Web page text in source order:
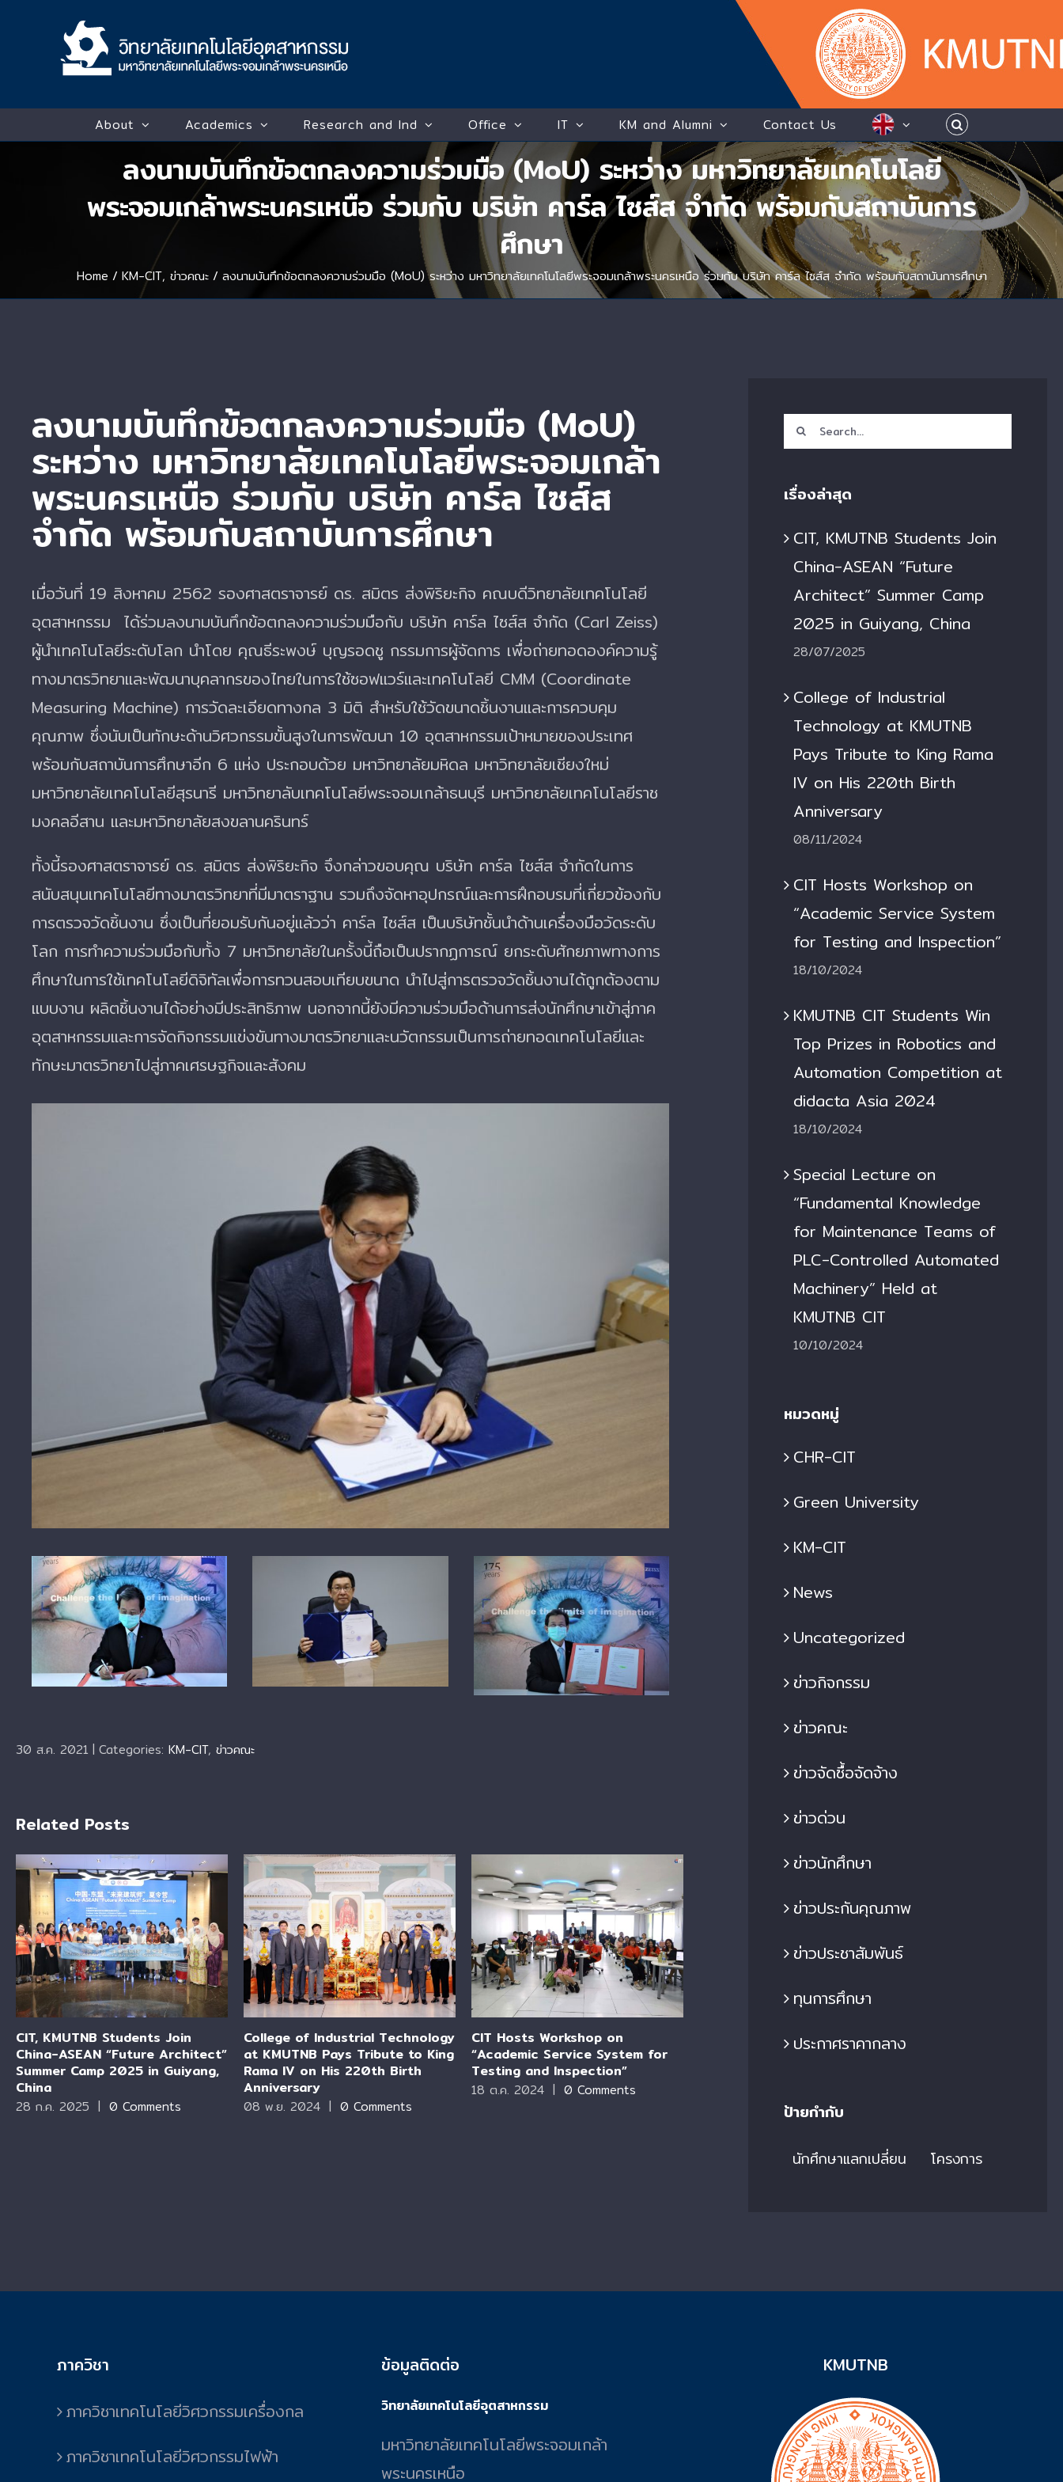
About Academics Research and Ind Office IT KM and Alumni Contact Us
ลงนามบันทึกข้อตกลงความร่วมมือ (MoU) ระหว่าง มหาวิทยาลัยเทคโนโลยี
พระจอมเกล้าพระนครเหนือ ร่วมกับ บริษัท คาร์ล ไซส์ส จำกัด พร้อมกับสถาบันการ
ศึกษา
Home / KM-CIT, ข่าวคณะ / ลงนามบันทึกข้อตกลงความร่วมมือ (MoU) ระหว่าง มหาวิทยาลัยเทคโนโลยีพระจอมเกล้าพระนครเหนือ ร่วมกับ บริษัท คาร์ล ไซส์ส จำกัด พร้อมกับสถาบันการศึกษา
ลงนามบันทึกข้อตกลงความร่วมมือ (MoU)
ระหว่าง มหาวิทยาลัยเทคโนโลยีพระจอมเกล้า
พระนครเหนือ ร่วมกับ บริษัท คาร์ล ไซส์ส
จำกัด พร้อมกับสถาบันการศึกษา
เมื่อวันที่ 19 สิงหาคม 2562 รองศาสตราจารย์ ดร. สมิตร ส่งพิริยะกิจ คณบดีวิทยาลัยเทคโนโลยี
อุตสาหกรรม ได้ร่วมลงนามบันทึกข้อตกลงความร่วมมือกับ บริษัท คาร์ล ไซส์ส จำกัด (Carl Zeiss)
ผู้นำเทคโนโลยีระดับโลก นำโดย คุณธีระพงษ์ บุญรอดชู กรรมการผู้จัดการ เพื่อถ่ายทอดองค์ความรู้
ทางมาตรวิทยาและพัฒนาบุคลากรของไทยในการใช้ซอฟแวร์และเทคโนโลยี CMM (Coordinate
Measuring Machine) การวัดละเอียดทางกล 3 มิติ สำหรับใช้วัดขนาดชิ้นงานและการควบคุม
คุณภาพ ซึ่งนับเป็นทักษะด้านวิศวกรรมขั้นสูงในการพัฒนา 10 อุตสาหกรรมเป้าหมายของประเทศ
พร้อมกับสถาบันการศึกษาอีก 6 แห่ง ประกอบด้วย มหาวิทยาลัยมหิดล มหาวิทยาลัยเชียงใหม่
มหาวิทยาลัยเทคโนโลยีสุรนารี มหาวิทยาลับเทคโนโลยีพระจอมเกล้าธนบุรี มหาวิทยาลัยเทคโนโลยีราช
มงคลอีสาน และมหาวิทยาลัยสงขลานครินทร์
ทั้งนี้รองศาสตราจารย์ ดร. สมิตร ส่งพิริยะกิจ จึงกล่าวขอบคุณ บริษัท คาร์ล ไซส์ส จำกัดในการ
สนับสนุนเทคโนโลยีทางมาตรวิทยาที่มีมาตราฐาน รวมถึงจัดหาอุปกรณ์และการฝึกอบรมที่เกี่ยวข้องกับ
การตรวจวัดชิ้นงาน ซึ่งเป็นที่ยอมรับกันอยู่แล้วว่า คาร์ล ไซส์ส เป็นบริษัทชั้นนำด้านเครื่องมือวัดระดับ
โลก การทำความร่วมมือกับทั้ง 7 มหาวิทยาลัยในครั้งนี้ถือเป็นปรากฏการณ์ ยกระดับศักยภาพทางการ
ศึกษาในการใช้เทคโนโลยีดิจิทัลเพื่อการทวนสอบเทียบขนาด นำไปสู่การตรวจวัดชิ้นงานได้ถูกต้องตาม
แบบงาน ผลิตชิ้นงานได้อย่างมีประสิทธิภาพ นอกจากนี้ยังมีความร่วมมือด้านการส่งนักศึกษาเข้าสู่ภาค
อุตสาหกรรมและการจัดกิจกรรมแข่งขันทางมาตรวิทยาและนวัตกรรมเป็นการถ่ายทอดเทคโนโลยีและ
ทักษะมาตรวิทยาไปสู่ภาคเศรษฐกิจและสังคม
30 ส.ค. 2021 | Categories: KM-CIT, ข่าวคณะ
Related Posts
CIT, KMUTNB Students Join
China-ASEAN “Future Architect”
Summer Camp 2025 in Guiyang,
China
28 ก.ค. 2025 | 0 Comments
College of Industrial Technology
at KMUTNB Pays Tribute to King
Rama IV on His 220th Birth
Anniversary
08 พ.ย. 2024 | 0 Comments
CIT Hosts Workshop on
“Academic Service System for
Testing and Inspection”
18 ต.ค. 2024 | 0 Comments
KMUTNB CIT Students Win Top
Prizes in Robotics and
0 Comments
Search
for:
เรื่องล่าสุด
CIT, KMUTNB Students Join
China-ASEAN “Future
Architect” Summer Camp
2025 in Guiyang, China
28/07/2025
College of Industrial
Technology at KMUTNB
Pays Tribute to King Rama
IV on His 220th Birth
Anniversary
08/11/2024
CIT Hosts Workshop on
“Academic Service System
for Testing and Inspection”
18/10/2024
KMUTNB CIT Students Win
Top Prizes in Robotics and
Automation Competition at
didacta Asia 2024
18/10/2024
Special Lecture on
“Fundamental Knowledge
for Maintenance Teams of
PLC-Controlled Automated
Machinery” Held at
KMUTNB CIT
10/10/2024
หมวดหมู่
CHR-CIT
Green University
KM-CIT
News
Uncategorized
ข่าวกิจกรรม
ข่าวคณะ
ข่าวจัดซื้อจัดจ้าง
ข่าวด่วน
ข่าวนักศึกษา
ข่าวประกันคุณภาพ
ข่าวประชาสัมพันธ์
ทุนการศึกษา
ประกาศราคากลาง
ป้ายกำกับ
นักศึกษาแลกเปลี่ยน โครงการ
ภาควิชา
ภาควิชาเทคโนโลยีวิศวกรรมเครื่องกล
ภาควิชาเทคโนโลยีวิศวกรรมไฟฟ้า
ข้อมูลติดต่อ
วิทยาลัยเทคโนโลยีอุตสาหกรรม
มหาวิทยาลัยเทคโนโลยีพระจอมเกล้า
พระนครเหนือ
KMUTNB